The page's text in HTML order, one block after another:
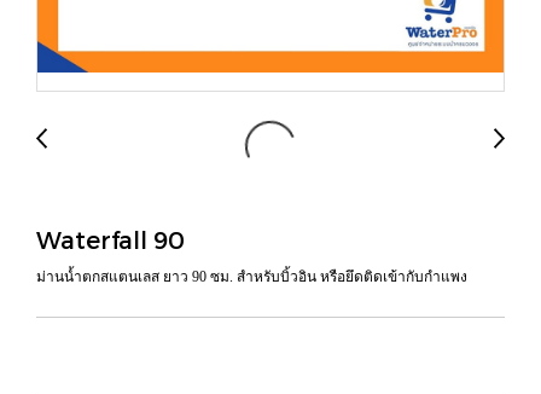
Waterfall 90
ม่านน้ำตกสแตนเลส ยาว 90 ซม. สำหรับบิ้วอิน หรือยึดติดเข้ากับกำแพง